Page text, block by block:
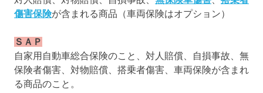
傷害保険が含まれる商品（車両保険はオプション）
ＳＡＰ
自家用自動車総合保険のこと、対人賠償、自損事故、無
保険者傷害、対物賠償、搭乗者傷害、車両保険が含まれ
る商品のこと。